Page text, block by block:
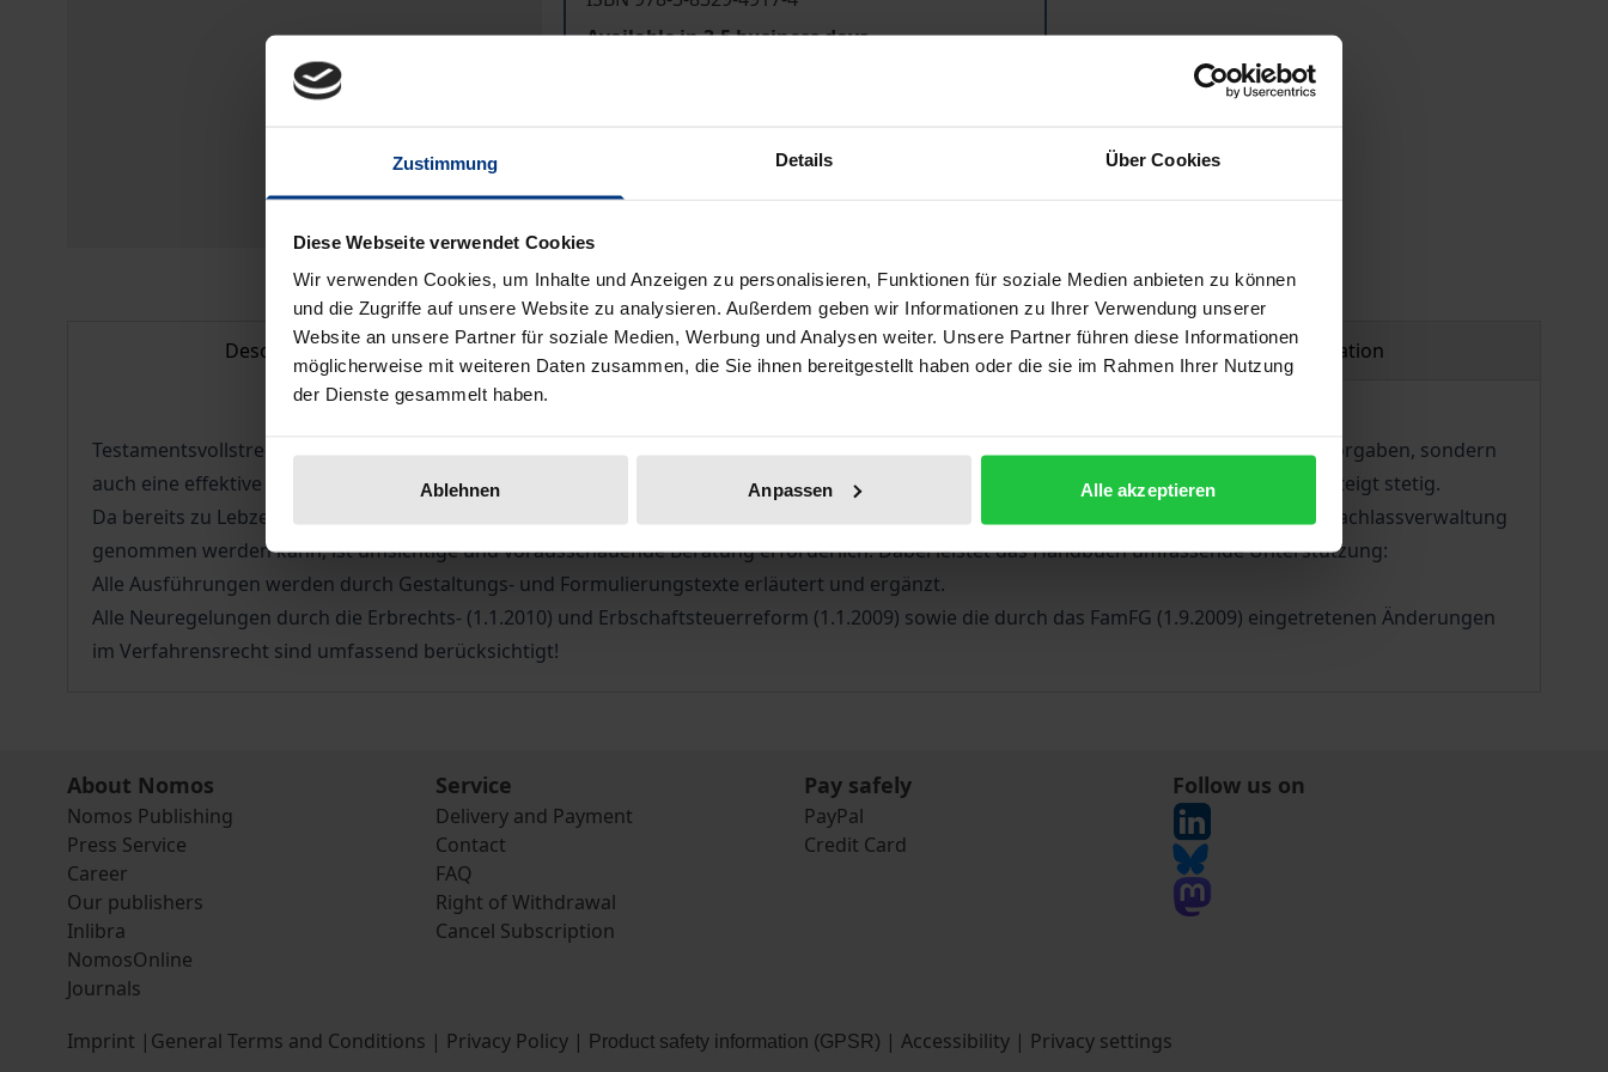
Zustimmung Details Über Cookies
Diese Webseite verwendet Cookies
Wir verwenden Cookies, um Inhalte und Anzeigen zu personalisieren, Funktionen für soziale Medien anbieten zu können
und die Zugriffe auf unsere Website zu analysieren. Außerdem geben wir Informationen zu Ihrer Verwendung unserer
Website an unsere Partner für soziale Medien, Werbung und Analysen weiter. Unsere Partner führen diese Informationen
möglicherweise mit weiteren Daten zusammen, die Sie ihnen bereitgestellt haben oder die sie im Rahmen Ihrer Nutzung
der Dienste gesammelt haben.
Ablehnen Anpassen Alle akzeptieren
Available in 3-5 business days
Add to Cart
Delivery cost notice
Description Bibliographical data Product safety information
Testamentsvollstreckung ist „Nachlassmanagement“: Sie verlangt nicht nur besondere Kenntnisse zivilrechtlicher wie steuerrechtlicher Vorgaben, sondern
auch eine effektive praktische Organisation, denn die Komplexität und Zahl der Erbfälle, die der Nachlassverwaltung unterstellt werden, steigt stetig.
Da bereits zu Lebzeiten durch Testamentsvollstreckung Vorsorge getroffen und Einfluss auf die Nachlassabwicklung und längerfristige Nachlassverwaltung
genommen werden kann, ist umsichtige und vorausschauende Beratung erforderlich. Dabei leistet das Handbuch umfassende Unterstützung:
Alle Ausführungen werden durch Gestaltungs- und Formulierungstexte erläutert und ergänzt.
Alle Neuregelungen durch die Erbrechts- (1.1.2010) und Erbschaftsteuerreform (1.1.2009) sowie die durch das FamFG (1.9.2009) eingetretenen Änderungen
im Verfahrensrecht sind umfassend berücksichtigt!
About Nomos
Nomos Publishing
Press Service
Career
Our publishers
Inlibra
NomosOnline
Journals
Service
Delivery and Payment
Contact
FAQ
Right of Withdrawal
Cancel Subscription
Pay safely
PayPal
Credit Card
Follow us on
Imprint | General Terms and Conditions | Privacy Policy | Product safety information (GPSR) | Accessibility | Privacy settings